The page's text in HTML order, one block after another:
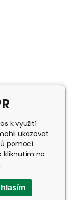
k využití
ukazovat
pomocí
kliknutím na